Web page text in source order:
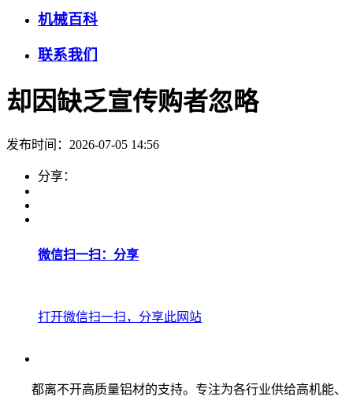
机械百科
联系我们
却因缺乏宣传购者忽略
发布时间：2026-07-05 14:56
分享：
微信扫一扫：分享
打开微信扫一扫，分享此网站
都离不开高质量铝材的支持。专注为各行业供给高机能、